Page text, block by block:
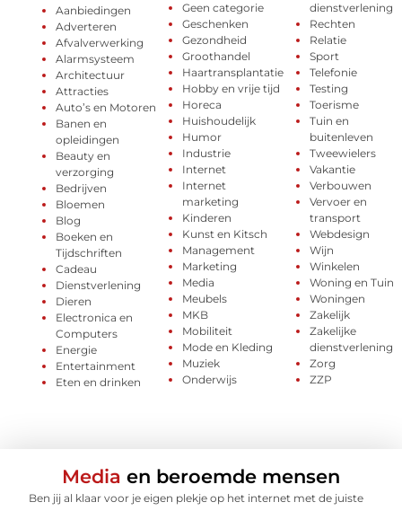
Aanbiedingen
Adverteren
Afvalverwerking
Alarmsysteem
Architectuur
Attracties
Auto’s en Motoren
Banen en
opleidingen
Beauty en
verzorging
Bedrijven
Bloemen
Blog
Boeken en
Tijdschriften
Cadeau
Dienstverlening
Dieren
Electronica en
Computers
Energie
Entertainment
Eten en drinken
Geen categorie
Geschenken
Gezondheid
Groothandel
Haartransplantatie
Hobby en vrije tijd
Horeca
Huishoudelijk
Humor
Industrie
Internet
Internet
marketing
Kinderen
Kunst en Kitsch
Management
Marketing
Media
Meubels
MKB
Mobiliteit
Mode en Kleding
Muziek
Onderwijs
dienstverlening
Rechten
Relatie
Sport
Telefonie
Testing
Toerisme
Tuin en
buitenleven
Tweewielers
Vakantie
Verbouwen
Vervoer en
transport
Webdesign
Wijn
Winkelen
Woning en Tuin
Woningen
Zakelijk
Zakelijke
dienstverlening
Zorg
ZZP
Media en beroemde mensen
Ben jij al klaar voor je eigen plekje op het internet met de juiste